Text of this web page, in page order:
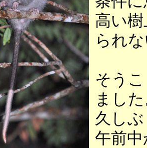
高い
られ
そう
まし
久し
午前